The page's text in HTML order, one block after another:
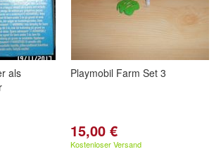
als
Playmobil Farm Set 3
15,00 €
Kostenloser Versand